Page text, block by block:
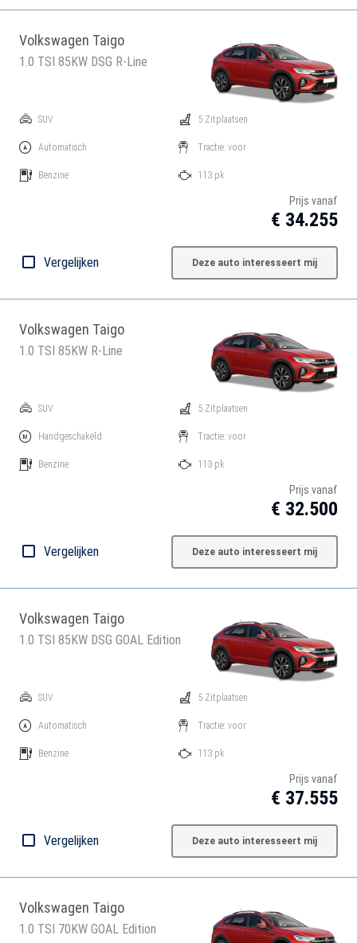
Volkswagen Taigo
1.0 TSI 85KW DSG R-Line
SUV
Automatisch
Benzine
5 Zitplaatsen
Tractie: voor
113 pk
Prijs vanaf
€ 34.255
Vergelijken Deze auto interesseert mij
Volkswagen Taigo
1.0 TSI 85KW R-Line
SUV
Handgeschakeld
Benzine
5 Zitplaatsen
Tractie: voor
113 pk
Prijs vanaf
€ 32.500
Vergelijken Deze auto interesseert mij
Volkswagen Taigo
1.0 TSI 85KW DSG GOAL Edition
SUV
Automatisch
Benzine
5 Zitplaatsen
Tractie: voor
113 pk
Prijs vanaf
€ 37.555
Vergelijken Deze auto interesseert mij
Volkswagen Taigo
1.0 TSI 70KW GOAL Edition